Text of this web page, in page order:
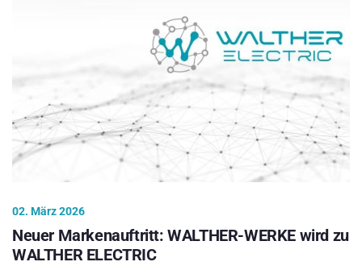
02. März 2026
Neuer Markenauftritt: WALTHER-WERKE wird zu
WALTHER ELECTRIC